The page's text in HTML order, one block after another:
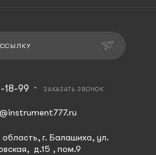
18-99 ЗАКАЗАТЬ ЗВОНОК
г. Балашиха, ул.
д.15 , пом.9